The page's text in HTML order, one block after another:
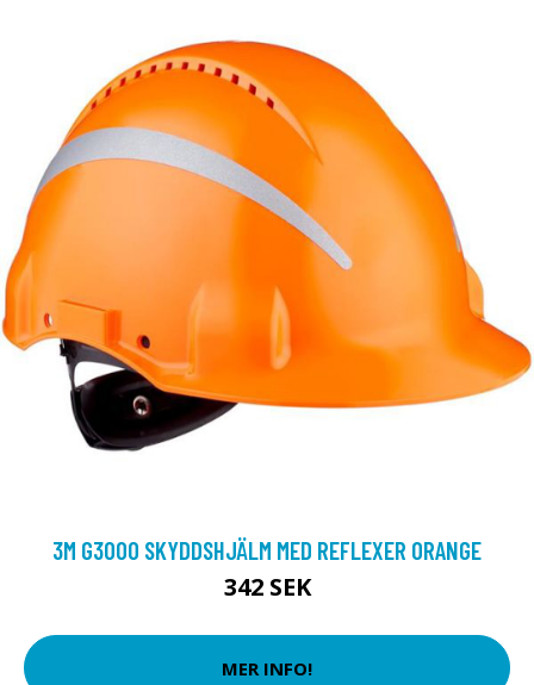
3M G3000 SKYDDSHJÄLM MED REFLEXER ORANGE
342 SEK
MER INFO!